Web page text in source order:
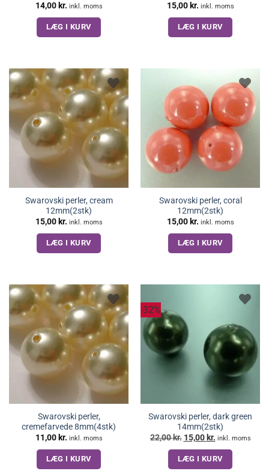
14,00 kr. inkl. moms
LÆG I KURV
15,00 kr. inkl. moms
LÆG I KURV
Swarovski perler, cream
12mm(2stk)
15,00 kr. inkl. moms
LÆG I KURV
Swarovski perler, coral
12mm(2stk)
15,00 kr. inkl. moms
LÆG I KURV
Swarovski perler,
cremefarvede 8mm(4stk)
11,00 kr. inkl. moms
LÆG I KURV
-32%
Swarovski perler, dark green
14mm(2stk)
22,00kr. Den
oprindelige
pris
var:
22,00 kr..
15,00 kr. Den
aktuelle
pris
er:
15,00 kr..
inkl. moms
LÆG I KURV